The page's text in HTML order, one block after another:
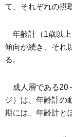
て、それぞれの摂
年齢計（1歳以
傾向が続き、それ
る。
成人層である20
ジ）は、年齢計の
期には、年齢計と